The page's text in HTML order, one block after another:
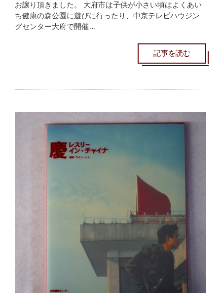
お譲り頂きました。 大府市は子供が小さい頃はよくあい
ち健康の森公園に遊びに行ったり、中京テレビハウジン
グセンター大府で開催…
記事を読む